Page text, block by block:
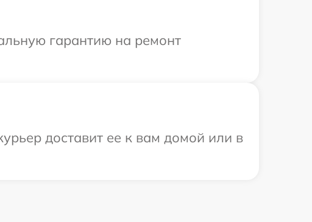
гарантию на ремонт
доставит ее к вам домой или в